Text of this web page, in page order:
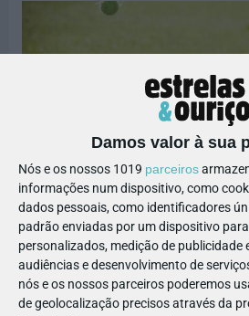
Damos valor à sua
Nós e os nossos 1019 parceiros
informações num dispositivo, como
dados pessoais, como identificadores
padrão enviadas por um dispositivo
personalizados, medição de publicidade
audiências e desenvolvimento de
nós e os nossos parceiros poderemos
de geolocalização precisos através da
CANIROA
Quer precise de hotel para as
cão, o Caniroa dispõe de
CARTAXO
ANIMAIS